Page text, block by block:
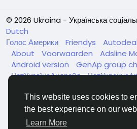
This website uses cookies to
the best experience on our
Learn More
© 2026 Ukraina - Українська
Dutch
Голос Америки
Friendys Autodeal
About
Voorwaarden Adsline
Android version
GenAp group
ЧатУкраїнаАндройд
Bedrijvengids